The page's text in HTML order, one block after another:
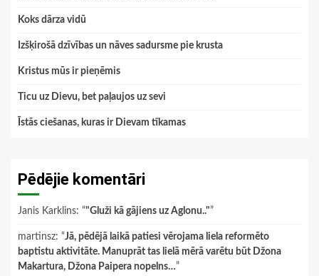
Koks dārza vidū
Izšķirošā dzīvības un nāves sadursme pie krusta
Kristus mūs ir pieņēmis
Ticu uz Dievu, bet paļaujos uz sevi
Īstās ciešanas, kuras ir Dievam tīkamas
Pēdējie komentāri
Janis Karklins: “"Gluži kā gājiens uz Aglonu.."”
martinsz: “Jā, pēdējā laikā patiesi vērojama liela reformēto
baptistu aktivitāte. Manuprāt tas lielā mērā varētu būt Džona
Makartura, Džona Paipera nopelns…”